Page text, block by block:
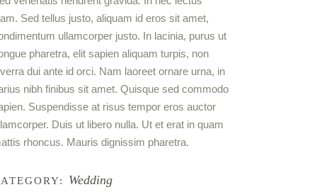
Sed tellus justo, aliquam id eros sit amet,
ullamcorper justo. In lacinia, purus ut
pharetra, elit sapien aliquam turpis, non
dui ante id orci. Nam laoreet ornare urna, in
nibh finibus sit amet. Quisque sed commodo
Suspendisse at risus tempor eros auctor
Duis ut libero nulla. Ut et erat in quam
rhoncus. Mauris dignissim pharetra.
Wedding